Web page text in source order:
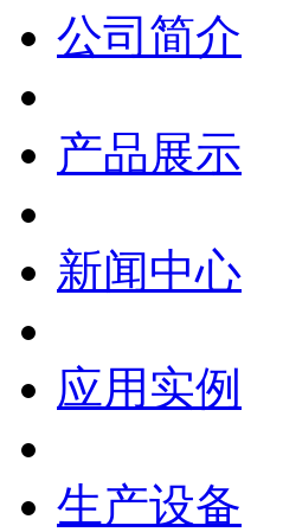
公司简介
产品展示
新闻中心
应用实例
生产设备